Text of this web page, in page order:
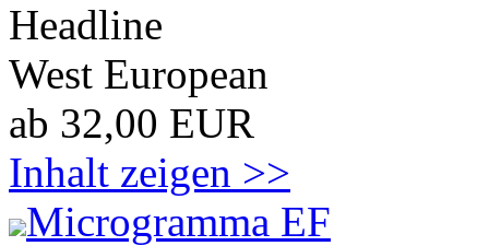
Headline
West European
ab 32,00 EUR
Inhalt zeigen >>
Microgramma EF